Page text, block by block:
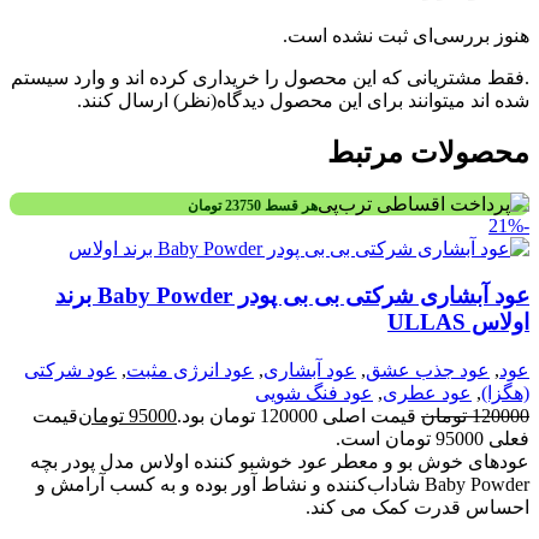
هنوز بررسی‌ای ثبت نشده است.
.فقط مشتریانی که این محصول را خریداری کرده اند و وارد سیستم
شده اند میتوانند برای این محصول دیدگاه(نظر) ارسال کنند.
محصولات مرتبط
هر قسط 23750 تومان
-21%
عود آبشاری شرکتی بی بی پودر Baby Powder برند
اولاس ULLAS
عود, عود جذب عشق, عود آبشاری, عود انرژی مثبت, عود شرکتی
(هگزا), عود عطری, عود فنگ شویی
120000 تومان قیمت اصلی 120000 تومان بود. 95000 تومانقیمت
فعلی 95000 تومان است.
عودهای خوش بو و معطر عود خوشبو کننده اولاس مدل پودر بچه
Baby Powder شاداب‌کننده و نشاط آور بوده و به کسب آرامش و
احساس قدرت کمک می کند.